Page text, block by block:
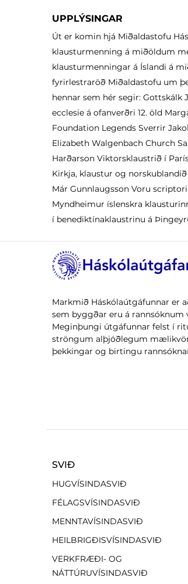
UPPLÝSINGAR
Út er komin hjá Miðaldastofu
klausturmenning á miðöldum
klausturmenningar á Íslandi á
fyrirlestraröð Miðaldastofu um
hennar sem hér segir: Gottskálk
ecclesie á ofanverðri 12. öld
Foundation Legends Sverrir
Elizabeth Walgenbach Church
Harðarson Viktorsklaustrið í
Kirkja, klaustur og
Már Gunnlaugsson Voru
Myndheimur íslenskra
í benediktínaklaustrinu á
Markmið Háskólaútgáfunnar er
sem byggðar eru á rannsóknum
Meginþungi útgáfunnar felst í
ströngum alþjóðlegum
þekkingar og birtingu
SVIÐ
HUGVÍSINDASVIÐ
FÉLAGSVÍSINDASVIÐ
MENNTAVÍSINDASVIÐ
HEILBRIGÐISVÍSINDASVIÐ
VERKFRÆÐI- OG
NÁTTÚRUVÍSINDASVIÐ